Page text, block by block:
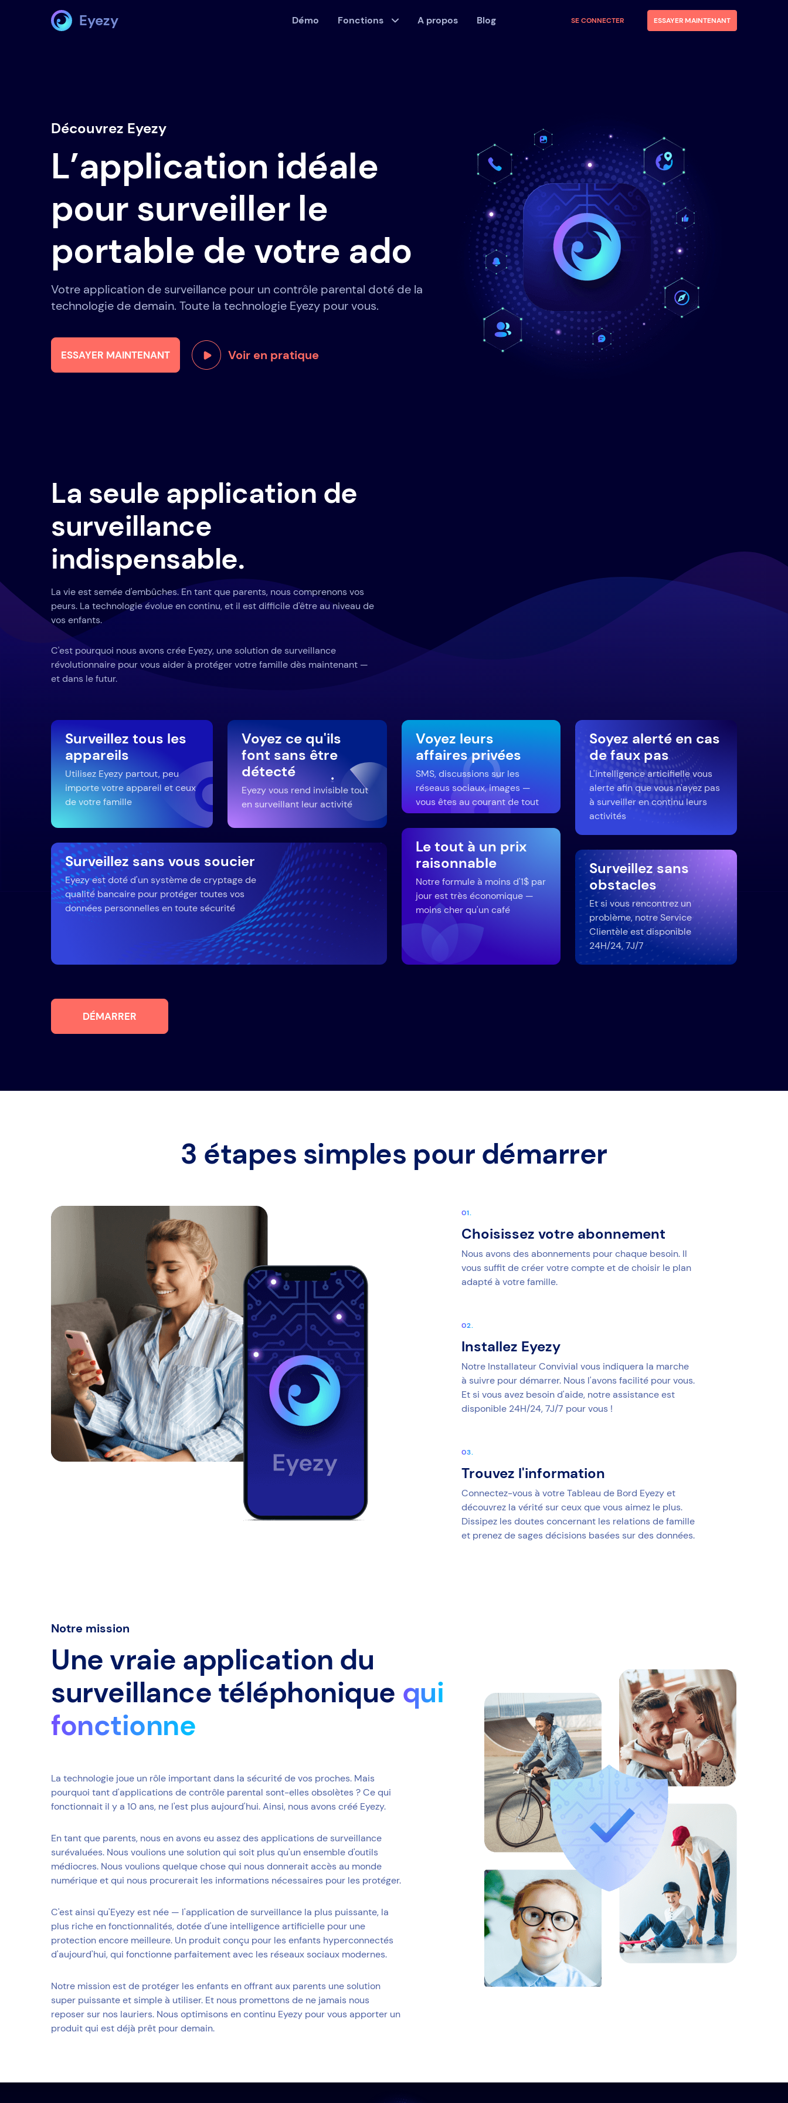
Eyezy Démo Fonctions A propos Blog SE CONNECTER ESSAYER MAINTENANT
Découvrez Eyezy
L’application idéale
pour surveiller le
portable de votre ado
Votre application de surveillance pour un contrôle parental doté de la
technologie de demain. Toute la technologie Eyezy pour vous.
ESSAYER MAINTENANT Voir en pratique
La seule application de
surveillance
indispensable.
La vie est semée d'embûches. En tant que parents, nous comprenons vos
peurs. La technologie évolue en continu, et il est difficile d'être au niveau de
vos enfants.
C'est pourquoi nous avons crée Eyezy, une solution de surveillance
révolutionnaire pour vous aider à protéger votre famille dès maintenant —
et dans le futur.
Surveillez tous les
appareils
Utilisez Eyezy partout, peu
importe votre appareil et ceux
de votre famille
Voyez ce qu'ils
font sans être
détecté
Eyezy vous rend invisible tout
en surveillant leur activité
Surveillez sans vous soucier
Eyezy est doté d'un système de cryptage de
qualité bancaire pour protéger toutes vos
données personnelles en toute sécurité
Voyez leurs
affaires privées
SMS, discussions sur les
réseaus sociaux, images —
vous êtes au courant de tout
Le tout à un prix
raisonnable
Notre formule à moins d'1$ par
jour est très économique —
moins cher qu'un café
Soyez alerté en cas
de faux pas
L'intelligence articifielle vous
alerte afin que vous n'ayez pas
à surveiller en continu leurs
activités
Surveillez sans
obstacles
Et si vous rencontrez un
problème, notre Service
Clientèle est disponible
24H/24, 7J/7
DÉMARRER
3 étapes simples pour démarrer
Choisissez votre abonnement
Nous avons des abonnements pour chaque besoin. Il
vous suffit de créer votre compte et de choisir le plan
adapté à votre famille.
Installez Eyezy
Notre Installateur Convivial vous indiquera la marche
à suivre pour démarrer. Nous l'avons facilité pour vous.
Et si vous avez besoin d'aide, notre assistance est
disponible 24H/24, 7J/7 pour vous !
Trouvez l'information
Connectez-vous à votre Tableau de Bord Eyezy et
découvrez la vérité sur ceux que vous aimez le plus.
Dissipez les doutes concernant les relations de famille
et prenez de sages décisions basées sur des données.
Notre mission
Une vraie application du
surveillance téléphonique qui
fonctionne
La technologie joue un rôle important dans la sécurité de vos proches. Mais
pourquoi tant d'applications de contrôle parental sont-elles obsolètes ? Ce qui
fonctionnait il y a 10 ans, ne l'est plus aujourd'hui. Ainsi, nous avons créé Eyezy.
En tant que parents, nous en avons eu assez des applications de surveillance
surévaluées. Nous voulions une solution qui soit plus qu'un ensemble d'outils
médiocres. Nous voulions quelque chose qui nous donnerait accès au monde
numérique et qui nous procurerait les informations nécessaires pour les protéger.
C'est ainsi qu'Eyezy est née — l'application de surveillance la plus puissante, la
plus riche en fonctionnalités, dotée d'une intelligence artificielle pour une
protection encore meilleure. Un produit conçu pour les enfants hyperconnectés
d'aujourd'hui, qui fonctionne parfaitement avec les réseaux sociaux modernes.
Notre mission est de protéger les enfants en offrant aux parents une solution
super puissante et simple à utiliser. Et nous promettons de ne jamais nous
reposer sur nos lauriers. Nous optimisons en continu Eyezy pour vous apporter un
produit qui est déjà prêt pour demain.